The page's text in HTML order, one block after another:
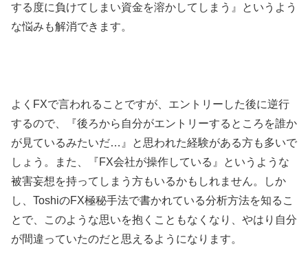
する度に負けてしまい資金を溶かしてしまう』というよう
な悩みも解消できます。
よく FXで言われることですが、エントリーした後に逆行
するので、『後ろから自分がエントリーするところを誰か
が見ているみたいだ… 』と思われた経験がある方も多いで
しょう。また、『FX会社が操作している』というような
被害妄想を持ってしまう方もいるかもしれません。しか
し、 ToshiのFX極秘手法で書かれている分析方法を知るこ
とで、このような思いを抱くこともなくなり、やはり自分
が間違っていたのだと思えるようになります。